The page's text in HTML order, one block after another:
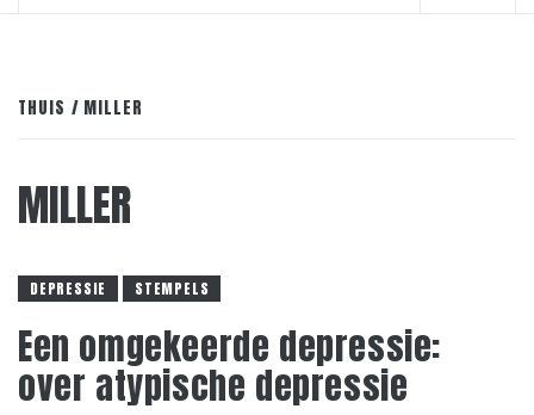
THUIS MILLER
MILLER
DEPRESSIE STEMPELS
Een omgekeerde depressie:
over atypische depressie